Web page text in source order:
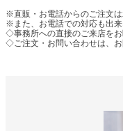
※直販・お電話からのご注文は
※また、お電話での対応も出来
◇事務所への直接のご来店をお
◇ご注文・お問い合わせは、お